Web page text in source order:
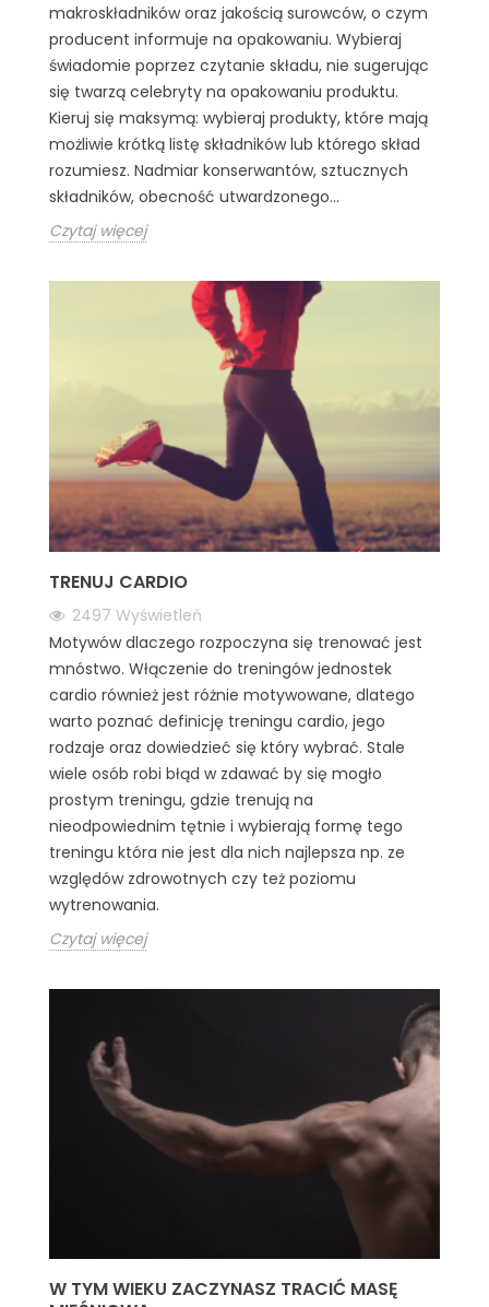
makroskładników oraz jakością surowców, o czym
producent informuje na opakowaniu. Wybieraj
świadomie poprzez czytanie składu, nie sugerując
się twarzą celebryty na opakowaniu produktu.
Kieruj się maksymą: wybieraj produkty, które mają
możliwie krótką listę składników lub którego skład
rozumiesz. Nadmiar konserwantów, sztucznych
składników, obecność utwardzonego...
Czytaj więcej
TRENUJ CARDIO
2497 Wyświetleń
Motywów dlaczego rozpoczyna się trenować jest
mnóstwo. Włączenie do treningów jednostek
cardio również jest różnie motywowane, dlatego
warto poznać definicję treningu cardio, jego
rodzaje oraz dowiedzieć się który wybrać. Stale
wiele osób robi błąd w zdawać by się mogło
prostym treningu, gdzie trenują na
nieodpowiednim tętnie i wybierają formę tego
treningu która nie jest dla nich najlepsza np. ze
względów zdrowotnych czy też poziomu
wytrenowania.
Czytaj więcej
W TYM WIEKU ZACZYNASZ TRACIĆ MASĘ